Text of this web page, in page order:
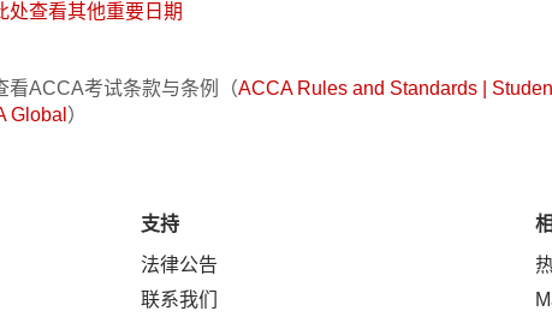
处查看其他重要日期
看ACCA考试条款与条例（ACCA Rules and Standards |
Global ）
支持
法律公告
联系我们